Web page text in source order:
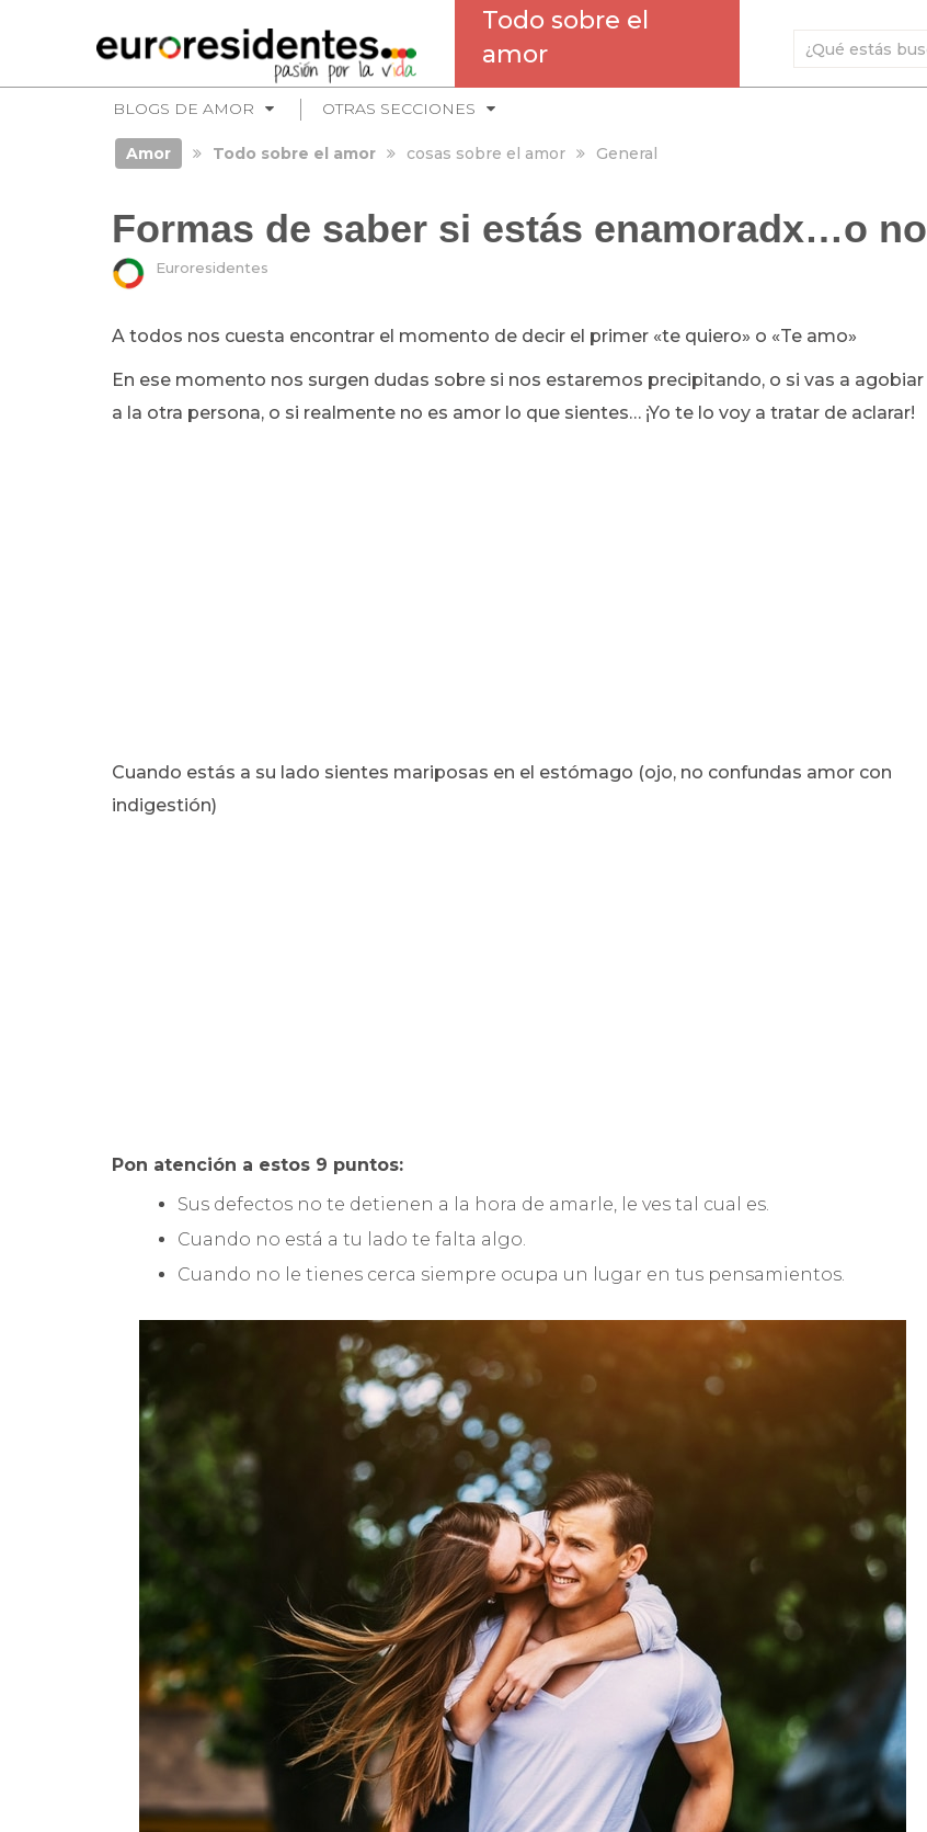
Todo sobre el
amor
BLOGS DE AMOR OTRAS SECCIONES
Amor Todo sobre el amor cosas sobre el amor General
Formas de saber si estás enamoradx…o no
Euroresidentes
A todos nos cuesta encontrar el momento de decir el primer «te quiero» o «Te amo»
En ese momento nos surgen dudas sobre si nos estaremos precipitando, o si vas a agobiar
a la otra persona, o si realmente no es amor lo que sientes… ¡Yo te lo voy a tratar de aclarar!
Cuando estás a su lado sientes mariposas en el estómago (ojo, no confundas amor con
indigestión)
Pon atención a estos 9 puntos:
Sus defectos no te detienen a la hora de amarle, le ves tal cual es.
Cuando no está a tu lado te falta algo.
Cuando no le tienes cerca siempre ocupa un lugar en tus pensamientos.